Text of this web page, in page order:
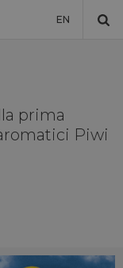
EN
prima
Piwi